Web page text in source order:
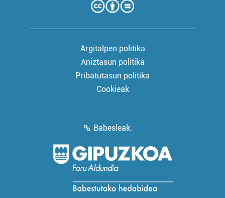
Argitalpen politika
Aniztasun politika
Pribatutasun politika
Cookieak
Babesleak: